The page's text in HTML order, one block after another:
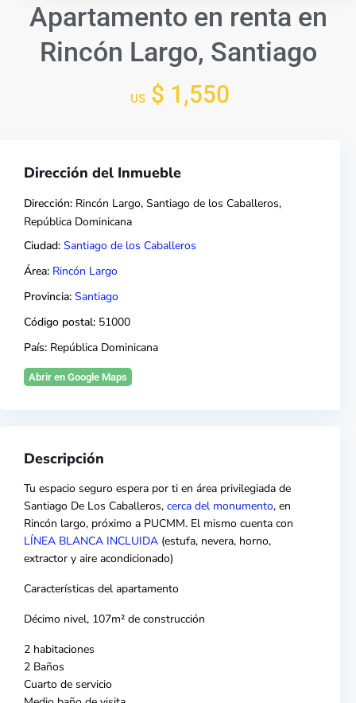
Apartamento en renta en
Rincón Largo, Santiago
US $ 1,550
Dirección del Inmueble
Dirección: Rincón Largo, Santiago de los Caballeros,
República Dominicana
Ciudad: Santiago de los Caballeros
Área: Rincón Largo
Provincia: Santiago
Código postal: 51000
País: República Dominicana
Abrir en Google Maps
Descripción
Tu espacio seguro espera por ti en área privilegiada de
Santiago De Los Caballeros, cerca del monumento, en
Rincón largo, próximo a PUCMM. El mismo cuenta con
LÍNEA BLANCA INCLUIDA (estufa, nevera, horno,
extractor y aire acondicionado)
Características del apartamento
Décimo nivel, 107m² de construcción
2 habitaciones
2 Baños
Cuarto de servicio